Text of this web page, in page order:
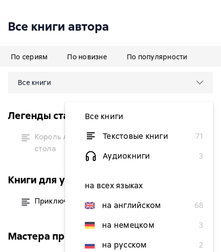
Все книги автора
По сериям По новизне По популярности
Все книги
Все книги
Текстовые книги
71
Аудиокниги
3
на всех языках
на английском
68
на немецком
3
на русском
2
Легенды старой Европы
Король Артур и рыцари Круглого
стола
недоступна
Книги для умных детей
Приключения Робина Гуда от 199 ₽
Мастера приключений